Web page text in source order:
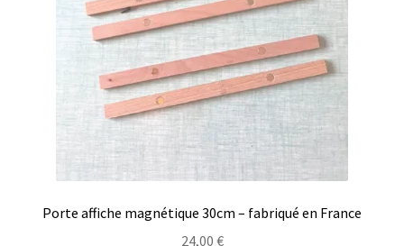
Porte affiche magnétique 30cm – fabriqué en France
24,00 €